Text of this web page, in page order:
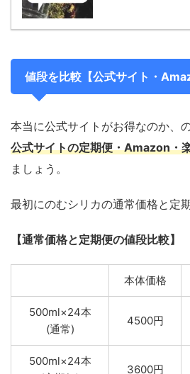
値段を比較【公式サイト・
本当に公式サイトがお得なのか、
公式サイトの定期便・Amazon・
ましょう。
最初にのむシリカの通常価格と定
【通常価格と定期便の値段比較】
本体価格
500ml×24本
(通常)
4500円
500ml×24本
3600円